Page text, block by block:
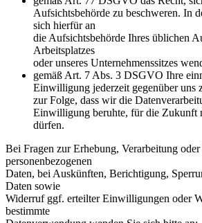
Aufsichtsbehörde zu beschweren. In
sich hierfür an
die Aufsichtsbehörde Ihres üblichen
Arbeitsplatzes
oder unseres Unternehmenssitzes
gemäß Art. 7 Abs. 3 DSGVO Ihre
Einwilligung jederzeit gegenüber uns
zur Folge, dass wir die
Einwilligung beruhte, für die Zukunft
dürfen.
Bei Fragen zur Erhebung, Verarbeitung
personenbezogenen
Daten, bei Auskünften, Berichtigung,
Daten sowie
Widerruf ggf. erteilter Einwilligungen oder
bestimmte